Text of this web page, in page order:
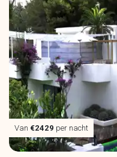
Van €2429 per nacht